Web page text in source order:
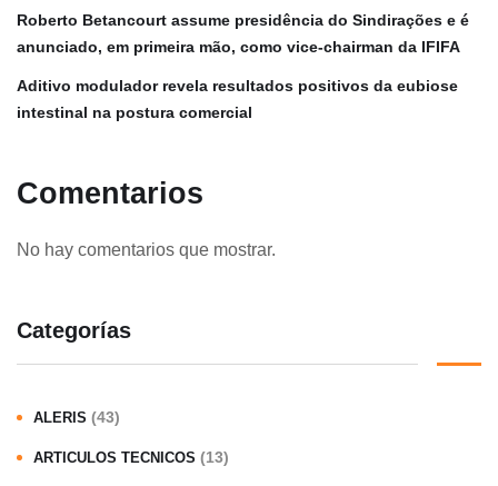
Roberto Betancourt assume presidência do Sindirações e é
anunciado, em primeira mão, como vice-chairman da IFIFA
Aditivo modulador revela resultados positivos da eubiose
intestinal na postura comercial
Comentarios
No hay comentarios que mostrar.
Categorías
ALERIS (43)
ARTICULOS TECNICOS (13)